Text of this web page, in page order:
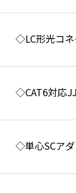
◇LC形光コネ
◇CAT6対応
◇単心SCア